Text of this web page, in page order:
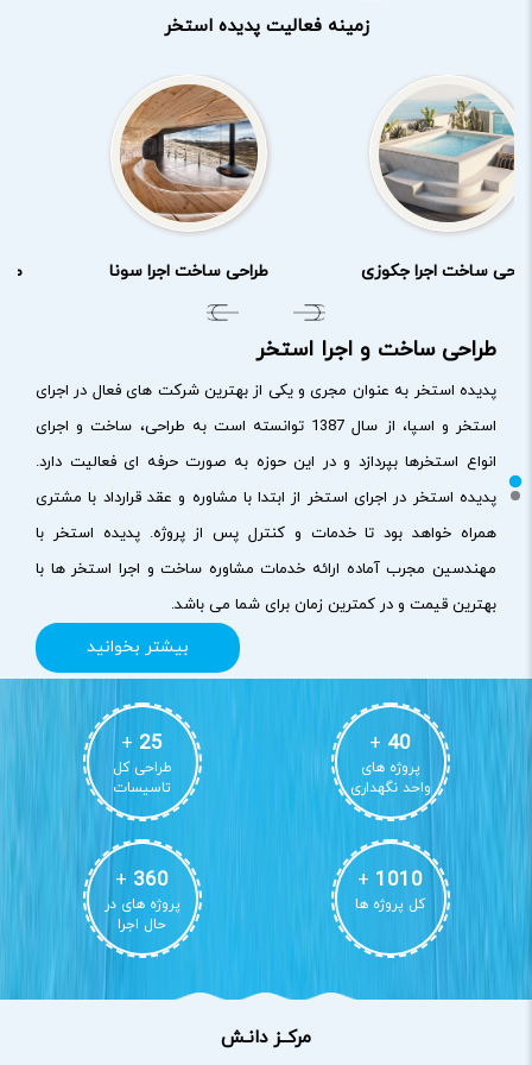
زمینه فعالیت پدیده استخر
طراحی ساخت اجرا سونا طراحی ساخت اجرا جکوزی
طراحی ساخت و اجرا استخر
پدیده استخر به عنوان مجری و یکی از بهترین شرکت های فعال در اجرای
استخر و اسپا، از سال 1387 توانسته است به طراحی، ساخت و اجرای
انواع استخرها بپردازد و در این حوزه به صورت حرفه ای فعالیت دارد.
پدیده استخر در اجرای استخر از ابتدا با مشاوره و عقد قرارداد با مشتری
همراه خواهد بود تا خدمات و کنترل پس از پروژه. پدیده استخر با
مهندسین مجرب آماده ارائه خدمات مشاوره ساخت و اجرا استخر ها با
بهترین قیمت و در کمترین زمان برای شما می باشد.
بیشتر بخوانید
+ 25
طراحی کل
تاسیسات
+ 40
پروژه های
واحد نگهداری
+ 360
پروژه های در
حال اجرا
+ 1010
کل پروژه ها
مرکــز دانـش